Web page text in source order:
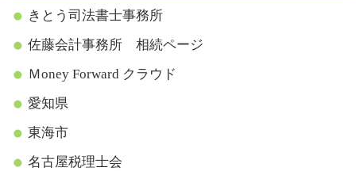
きとう司法書士事務所
佐藤会計事務所 相続ページ
Ｍoney Forward クラウド
愛知県
東海市
名古屋税理士会